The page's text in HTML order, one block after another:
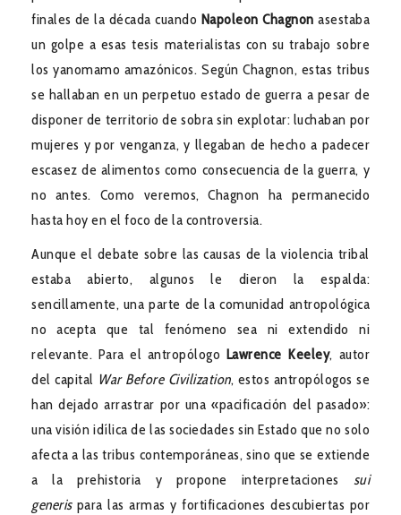
finales de la década cuando Napoleon Chagnon asestaba
un golpe a esas tesis materialistas con su trabajo sobre
los yanomamo amazónicos. Según Chagnon, estas tribus
se hallaban en un perpetuo estado de guerra a pesar de
disponer de territorio de sobra sin explotar: luchaban por
mujeres y por venganza, y llegaban de hecho a padecer
escasez de alimentos como consecuencia de la guerra, y
no antes. Como veremos, Chagnon ha permanecido
hasta hoy en el foco de la controversia.
Aunque el debate sobre las causas de la violencia tribal
estaba abierto, algunos le dieron la espalda:
sencillamente, una parte de la comunidad antropológica
no acepta que tal fenómeno sea ni extendido ni
relevante. Para el antropólogo Lawrence Keeley, autor
del capital War Before Civilization, estos antropólogos se
han dejado arrastrar por una «pacificación del pasado»:
una visión idílica de las sociedades sin Estado que no solo
afecta a las tribus contemporáneas, sino que se extiende
a la prehistoria y propone interpretaciones sui
generispara las armas y fortificaciones descubiertas por